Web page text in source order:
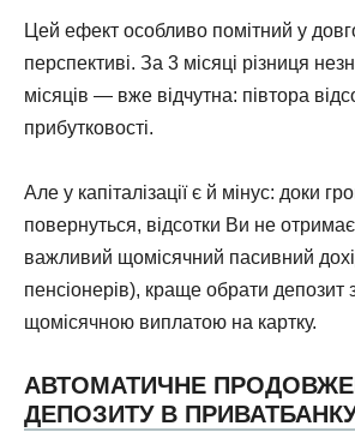
Цей ефект особливо помітний у
перспективі. За 3 місяці різниця
місяців — вже відчутна: півтора
прибутковості.
Але у капіталізації є й мінус: доки
повернуться, відсотки Ви не
важливий щомісячний пасивний
пенсіонерів), краще обрати депозит
щомісячною виплатою на картку.
АВТОМАТИЧНЕ
ДЕПОЗИТУ В